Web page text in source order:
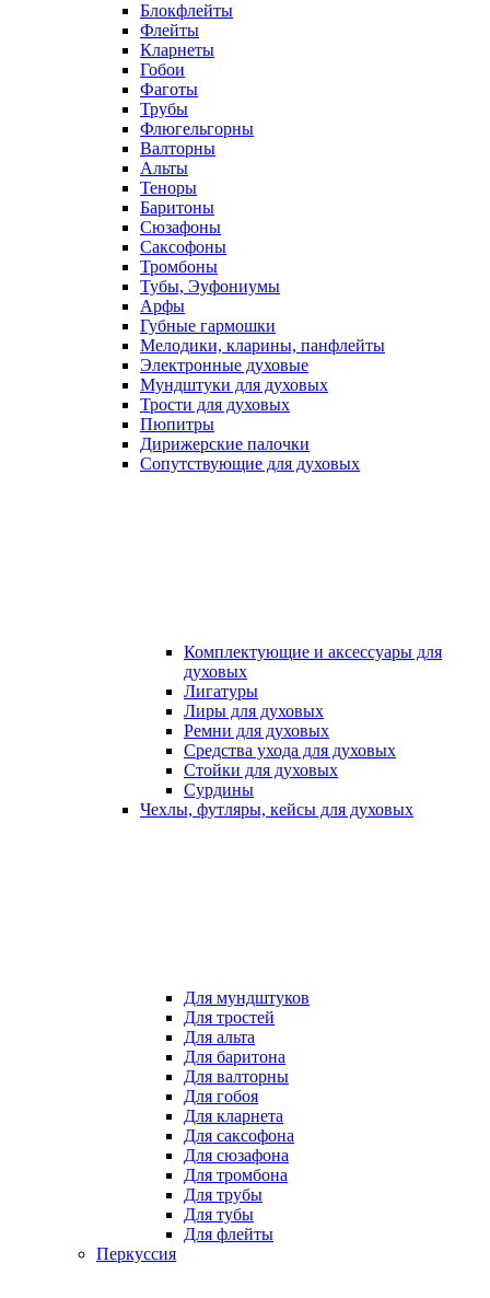
Блокфлейты
Флейты
Кларнеты
Гобои
Фаготы
Трубы
Флюгельгорны
Валторны
Альты
Теноры
Баритоны
Сюзафоны
Саксофоны
Тромбоны
Тубы, Эуфониумы
Арфы
Губные гармошки
Мелодики, кларины, панфлейты
Электронные духовые
Мундштуки для духовых
Трости для духовых
Пюпитры
Дирижерские палочки
Сопутствующие для духовых
Комплектующие и аксессуары для
духовых
Лигатуры
Лиры для духовых
Ремни для духовых
Средства ухода для духовых
Стойки для духовых
Сурдины
Чехлы, футляры, кейсы для духовых
Для мундштуков
Для тростей
Для альта
Для баритона
Для валторны
Для гобоя
Для кларнета
Для саксофона
Для сюзафона
Для тромбона
Для трубы
Для тубы
Для флейты
Перкуссия